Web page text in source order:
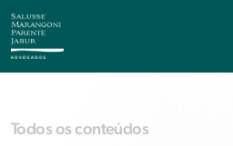
Todos os conteúdos